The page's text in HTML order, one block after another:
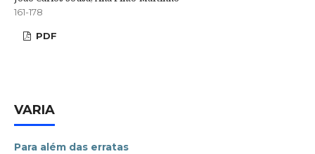
161-178
PDF
VARIA
Para além das erratas